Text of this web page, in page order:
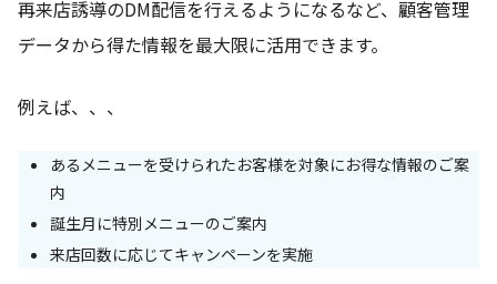
再来店誘導のDM配信を行えるようになるなど、顧客管理
データから得た情報を最大限に活用できます。
例えば、、、
あるメニューを受けられたお客様を対象にお得な情報のご案
内
誕生月に特別メニューのご案内
来店回数に応じてキャンペーンを実施